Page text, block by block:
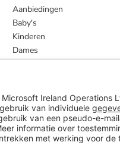
Aanbiedingen
Baby's
Kinderen
Dames
Heren